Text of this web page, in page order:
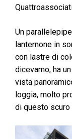
Un
lanternone in
con lastre di
dicevamo, ha
vista
loggia, molto
di questo scuro